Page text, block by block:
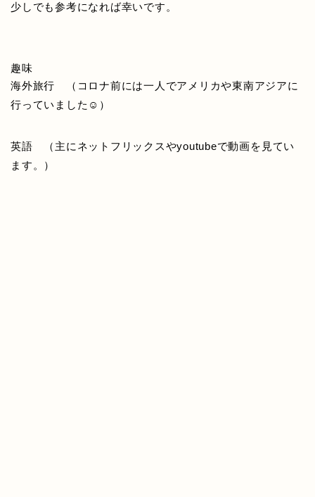
少しでも参考になれば幸いです。
趣味
海外旅行 （コロナ前には一人でアメリカや東南アジアに
行っていました☺）
英語 （主にネットフリックスやyoutubeで動画を見てい
ます。）